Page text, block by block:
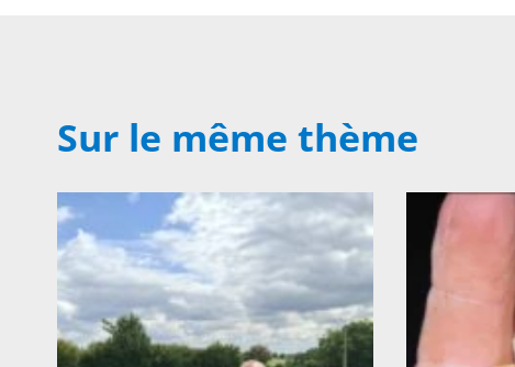
Sur le même thème